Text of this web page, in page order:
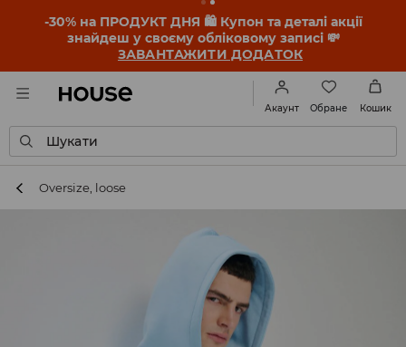
-30% на ПРОДУКТ ДНЯ 🛍️ Купон та деталі акції
знайдеш у своєму обліковому записі 💸
ЗАВАНТАЖИТИ ДОДАТОК
Акаунт Обране Кошик
Шукати
Oversize, loose